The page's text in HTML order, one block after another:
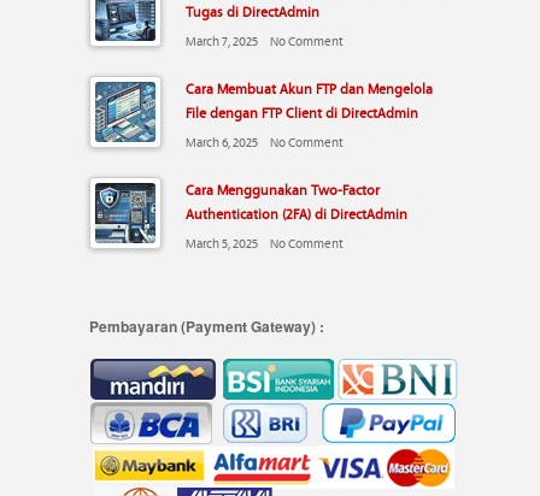
Tugas di DirectAdmin
March 7, 2025 No Comment
Cara Membuat Akun FTP dan Mengelola
File dengan FTP Client di DirectAdmin
March 6, 2025 No Comment
Cara Menggunakan Two-Factor
Authentication (2FA) di DirectAdmin
March 5, 2025 No Comment
Pembayaran (Payment Gateway) :